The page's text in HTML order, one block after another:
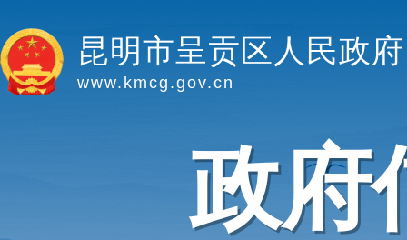
昆明市呈贡区人民政府
www.kmcg.gov.cn
政府